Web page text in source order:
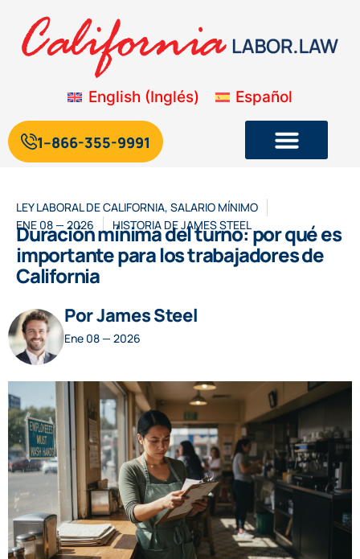
English (Inglés) Español
1--866-355-9991
LEY LABORAL DE CALIFORNIA, SALARIO MÍNIMO
ENE 08 — 2026
HISTORIA DEJAMES STEEL
Duración mínima del turno: por qué es
importante para los trabajadores de
California
Por James Steel
Ene 08 — 2026